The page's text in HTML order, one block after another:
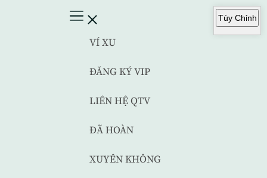
VÍ XU
ĐĂNG KÝ VIP
LIÊN HỆ QTV
ĐÃ HOÀN
XUYÊN KHÔNG
Tùy Chỉnh